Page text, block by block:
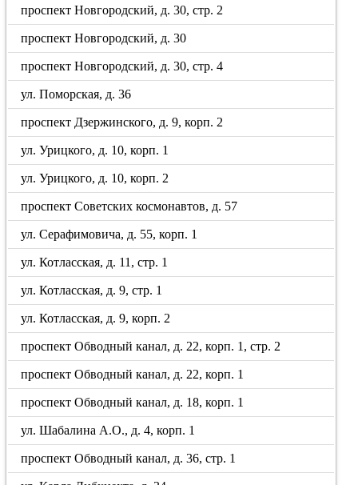
проспект Новгородский, д. 30, стр. 2
проспект Новгородский, д. 30
проспект Новгородский, д. 30, стр. 4
ул. Поморская, д. 36
проспект Дзержинского, д. 9, корп. 2
ул. Урицкого, д. 10, корп. 1
ул. Урицкого, д. 10, корп. 2
проспект Советских космонавтов, д. 57
ул. Серафимовича, д. 55, корп. 1
ул. Котласская, д. 11, стр. 1
ул. Котласская, д. 9, стр. 1
ул. Котласская, д. 9, корп. 2
проспект Обводный канал, д. 22, корп. 1, стр. 2
проспект Обводный канал, д. 22, корп. 1
проспект Обводный канал, д. 18, корп. 1
ул. Шабалина А.О., д. 4, корп. 1
проспект Обводный канал, д. 36, стр. 1